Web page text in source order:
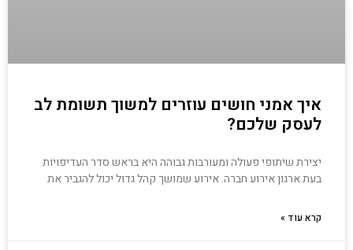
איך אמני חושים עוזרים למשוך תשומת לב
לעסק שלכם?
יצירת שיתופי פעולה ומעורבות גבוהה היא בראש סדר העדיפויות
בעת ארגון אירוע חברה. אירוע שמושך קהל גדול יכול להגביר את
קרא עוד »